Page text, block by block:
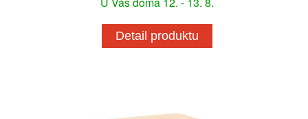
Detail produktu